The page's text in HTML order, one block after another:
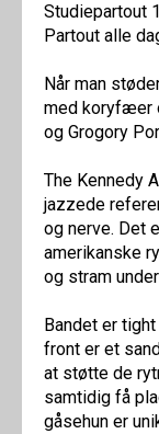
Studiepartout
Partout alle
Når man
med koryfæer
og Grogory
The Kennedy
jazzede
og nerve. Det
amerikanske
og stram
Bandet er
front er et
at støtte de
samtidig få
gåsehun er